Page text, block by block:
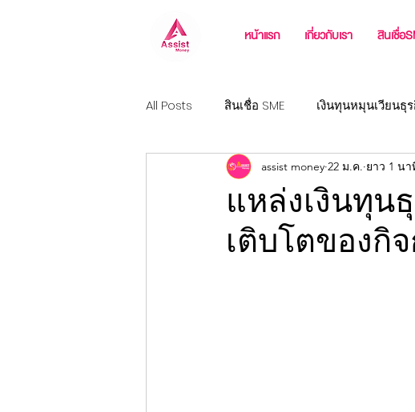
หน้าแรก เกี่ยวกับเรา สินเชื่อ
All Posts สินเชื่อ SME เงินทุนหมุนเวียนธุ
วงเงินฉุกเฉิน สินเชื่อธุรกิจขนส่ง แห
สินเชื่อสำหรับเจ้าของโรงงาน สินเชื่อธุร
แหล่งเงินทุ
เติบโตของกิ
assist money 22 ม.ค. ยาว 1 นา